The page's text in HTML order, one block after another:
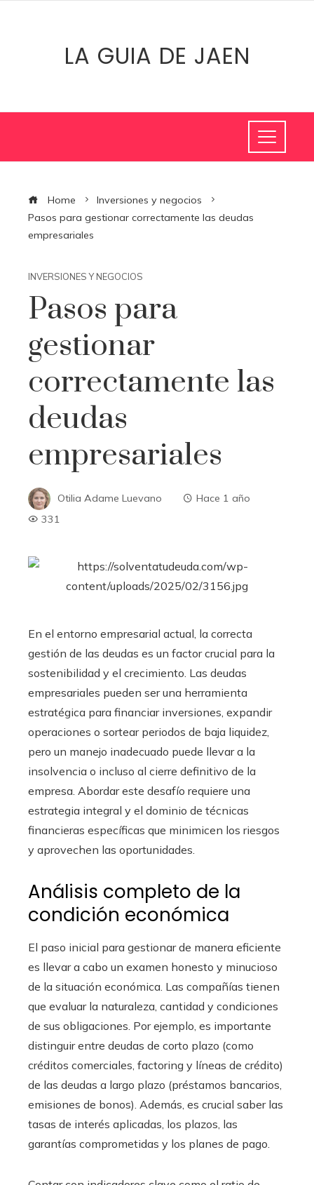
LA GUIA DE JAEN
Home
Inversiones y negocios
Pasos para gestionar correctamente las deudas
empresariales
INVERSIONES Y NEGOCIOS
Pasos para
gestionar
correctamente las
deudas
empresariales
Otilia Adame Luevano
Hace 1 año
331
En el entorno empresarial actual, la correcta
gestión de las deudas es un factor crucial para la
sostenibilidad y el crecimiento. Las deudas
empresariales pueden ser una herramienta
estratégica para financiar inversiones, expandir
operaciones o sortear periodos de baja liquidez,
pero un manejo inadecuado puede llevar a la
insolvencia o incluso al cierre definitivo de la
empresa. Abordar este desafío requiere una
estrategia integral y el dominio de técnicas
financieras específicas que minimicen los riesgos
y aprovechen las oportunidades.
Análisis completo de la
condición económica
El paso inicial para gestionar de manera eficiente
es llevar a cabo un examen honesto y minucioso
de la situación económica. Las compañías tienen
que evaluar la naturaleza, cantidad y condiciones
de sus obligaciones. Por ejemplo, es importante
distinguir entre deudas de corto plazo (como
créditos comerciales, factoring y líneas de crédito)
de las deudas a largo plazo (préstamos bancarios,
emisiones de bonos). Además, es crucial saber las
tasas de interés aplicadas, los plazos, las
garantías comprometidas y los planes de pago.